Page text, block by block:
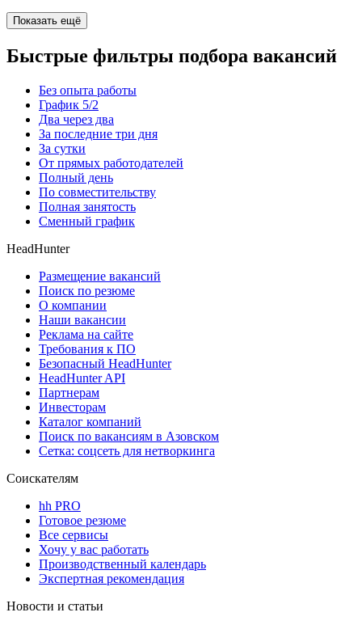
Показать ещё
Быстрые фильтры подбора вакансий
Без опыта работы
График 5/2
Два через два
За последние три дня
За сутки
От прямых работодателей
Полный день
По совместительству
Полная занятость
Сменный график
HeadHunter
Размещение вакансий
Поиск по резюме
О компании
Наши вакансии
Реклама на сайте
Требования к ПО
Безопасный HeadHunter
HeadHunter API
Партнерам
Инвесторам
Каталог компаний
Поиск по вакансиям в Азовском
Сетка: соцсеть для нетворкинга
Соискателям
hh PRO
Готовое резюме
Все сервисы
Хочу у вас работать
Производственный календарь
Экспертная рекомендация
Новости и статьи